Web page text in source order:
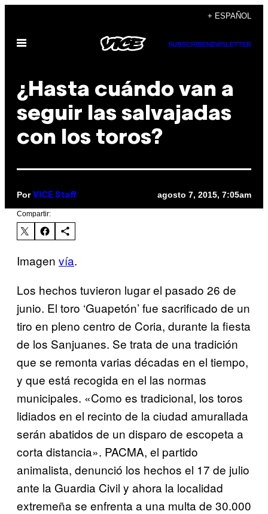
contenido
+ ESPAÑOL
Abrir
SUBSCRIBENEWSLETTER
¿Hasta cuándo van a
seguir las salvajadas
con los toros?
Por VICE Staff agosto 7, 2015, 7:05am
Compartir:
Imagen vía.
Los hechos tuvieron lugar el pasado 26 de
junio. El toro ‘Guapetón’ fue sacrificado de un
tiro en pleno centro de Coria, durante la fiesta
de los Sanjuanes. Se trata de una tradición
que se remonta varias décadas en el tiempo,
y que está recogida en el las normas
municipales. «Como es tradicional, los toros
lidiados en el recinto de la ciudad amurallada
serán abatidos de un disparo de escopeta a
corta distancia». PACMA, el partido
animalista, denunció los hechos el 17 de julio
ante la Guardia Civil y ahora la localidad
extremeña se enfrenta a una multa de 30.000